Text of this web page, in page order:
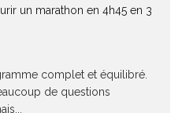
un marathon en 4h45 en 3
complet et équilibré.
de questions